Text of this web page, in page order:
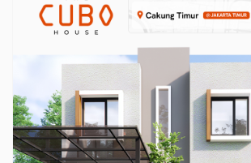
Tanjung Priok?
Alasan